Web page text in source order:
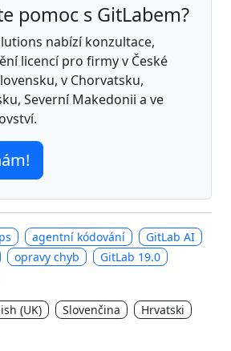
pomoc s GitLabem?
nabízí konzultace,
licencí pro firmy v České
v Chorvatsku,
Severní Makedonii a ve
agentní kódování
GitLab AI
opravy chyb
GitLab 19.0
(UK) Slovenčina
Hrvatski